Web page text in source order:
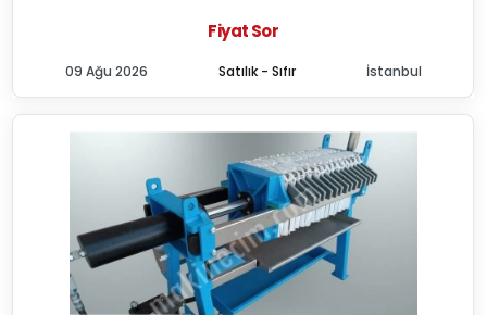
Fiyat Sor
Satılık - Sıfır
09 Ağu 2026 İstanbul